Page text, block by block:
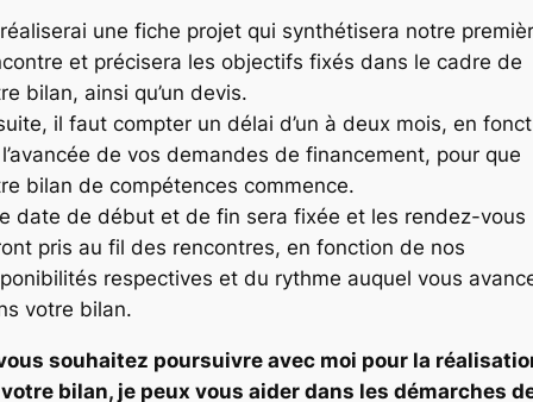
une fiche projet qui synthétisera notre
et précisera les objectifs fixés dans le cadre de
bilan, ainsi qu’un devis.
il faut compter un délai d’un à deux mois, en
de vos demandes de financement, pour que
bilan de compétences commence.
date de début et de fin sera fixée et les rendez-vous
pris au fil des rencontres, en fonction de nos
respectives et du rythme auquel vous
votre bilan.
souhaitez poursuivre avec moi pour la
bilan, je peux vous aider dans les démarches